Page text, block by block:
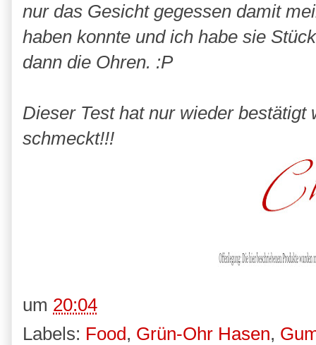
nur das Gesicht gegessen damit
haben konnte und ich habe sie
dann die Ohren. :P
Dieser Test hat nur wieder
schmeckt!!!
um 20:04
Labels: Food, Grün-Ohr Hasen,